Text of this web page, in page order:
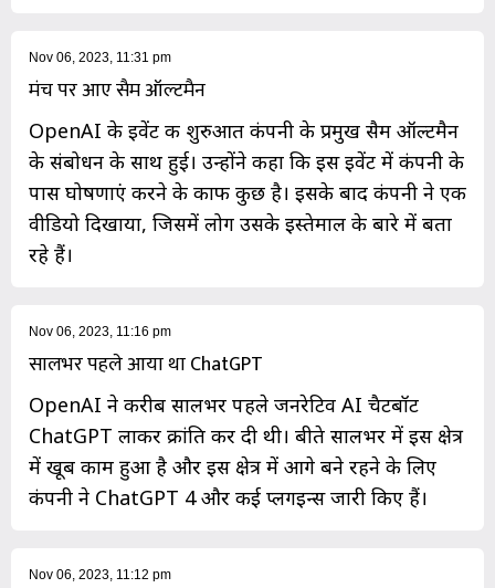
Nov 06, 2023, 11:31 pm
मंच पर आए सैम ऑल्टमैन
OpenAI के इवेंट की शुरुआत कंपनी के प्रमुख सैम ऑल्टमैन
के संबोधन के साथ हुई। उन्होंने कहा कि इस इवेंट में कंपनी के
पास घोषणाएं करने के काफी कुछ है। इसके बाद कंपनी ने एक
वीडियो दिखाया, जिसमें लोग उसके इस्तेमाल के बारे में बता
रहे हैं।
Nov 06, 2023, 11:16 pm
सालभर पहले आया था ChatGPT
OpenAI ने करीब सालभर पहले जनरेटिव AI चैटबॉट
ChatGPT लाकर क्रांति कर दी थी। बीते सालभर में इस क्षेत्र
में खूब काम हुआ है और इस क्षेत्र में आगे बने रहने के लिए
कंपनी ने ChatGPT 4 और कई प्लगइन्स जारी किए हैं।
Nov 06, 2023, 11:12 pm